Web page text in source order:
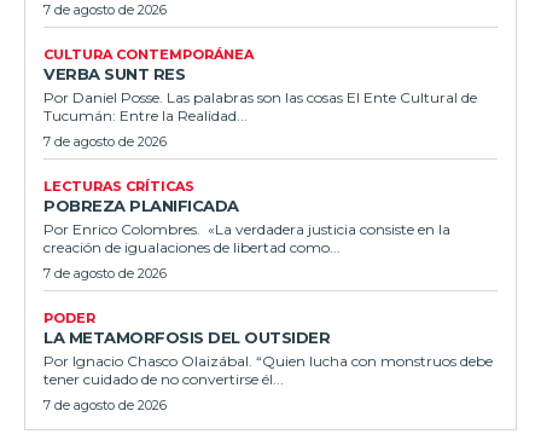
7 de agosto de 2026
CULTURA CONTEMPORÁNEA
VERBA SUNT RES
Por Daniel Posse. Las palabras son las cosas El Ente Cultural de
Tucumán: Entre la Realidad...
7 de agosto de 2026
LECTURAS CRÍTICAS
POBREZA PLANIFICADA
Por Enrico Colombres. «La verdadera justicia consiste en la
creación de igualaciones de libertad como...
7 de agosto de 2026
PODER
LA METAMORFOSIS DEL OUTSIDER
Por Ignacio Chasco Olaizábal. “Quien lucha con monstruos debe
tener cuidado de no convertirse él...
7 de agosto de 2026